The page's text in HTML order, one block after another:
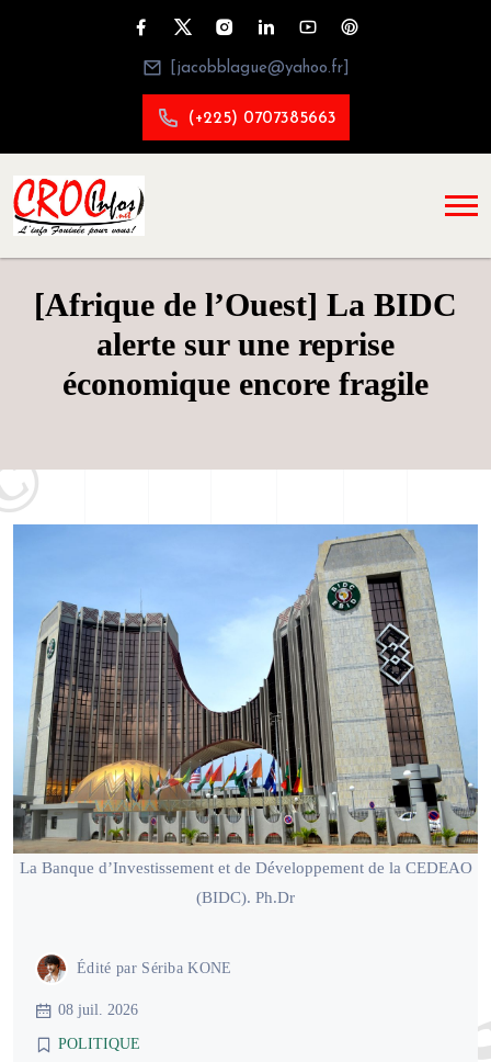
[jacobblague@yahoo.fr]
(+225) 0707385663
[Afrique de l’Ouest] La BIDC
alerte sur une reprise
économique encore fragile
La Banque d’Investissement et de Développement de la CEDEAO
(BIDC). Ph.Dr
Édité par Sériba KONE
08 juil. 2026
POLITIQUE